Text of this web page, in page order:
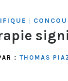
|
: THOMAS